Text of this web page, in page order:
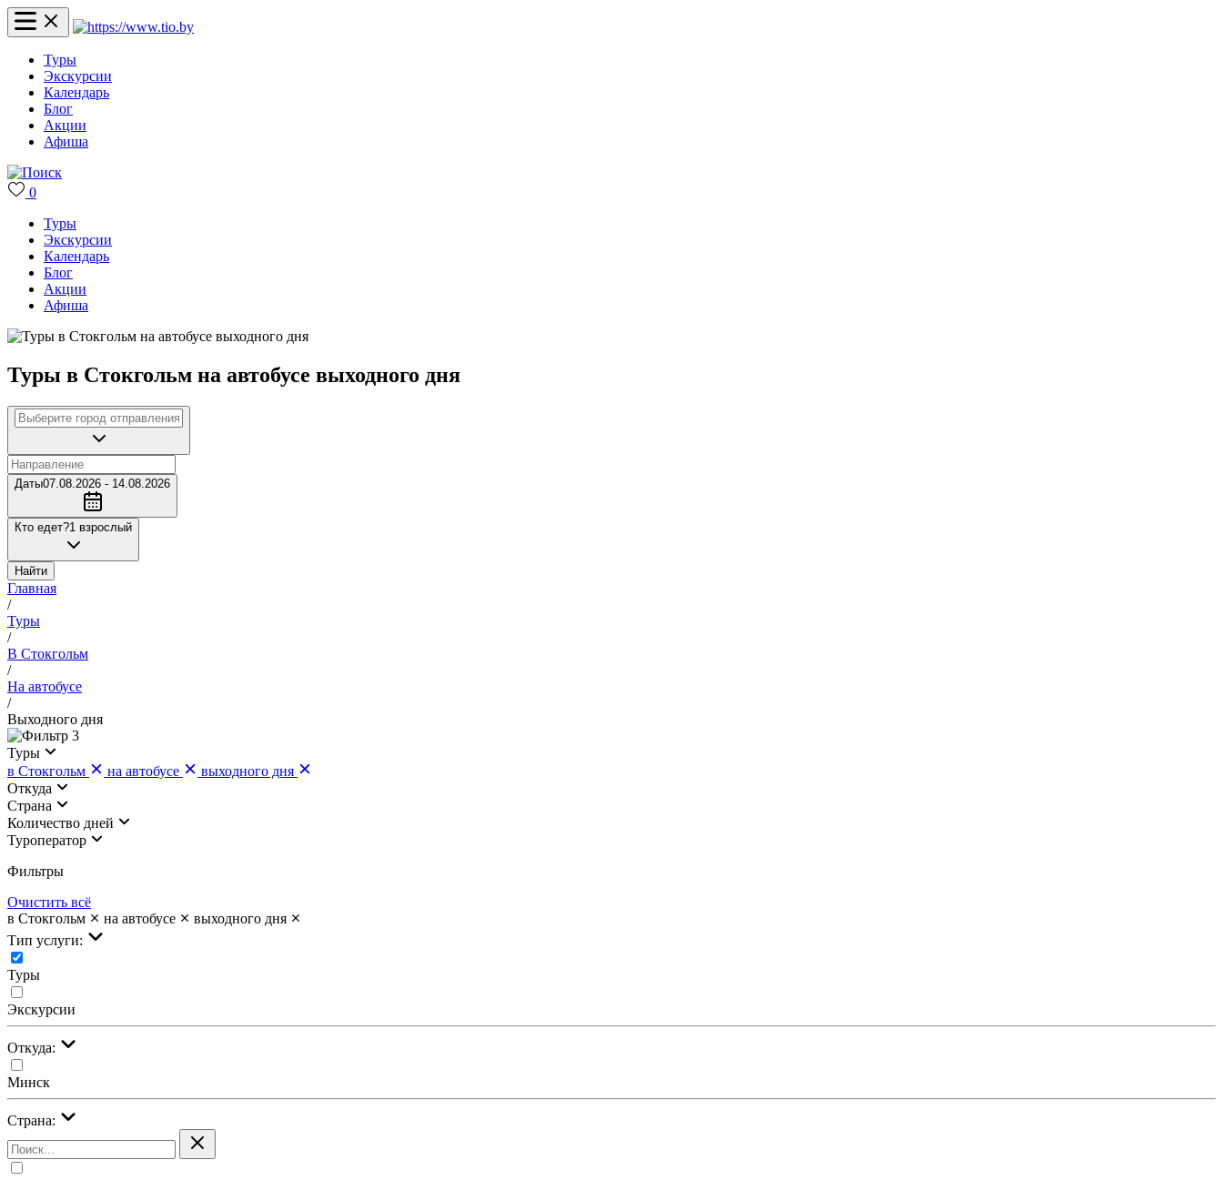
Туры
Экскурсии
Календарь
Блог
Акции
Афиша
0
Туры
Экскурсии
Календарь
Блог
Акции
Афиша
Туры в Стокгольм на автобусе выходного дня
Даты07.08.2026 - 14.08.2026
Кто едет?1 взрослый
Найти
Главная
/
Туры
/
В Стокгольм
/
На автобусе
/
Выходного дня
3
Туры
в Стокгольм
на автобусе
выходного дня
Откуда
Страна
Количество дней
Туроператор
Фильтры
Очистить всё
в Стокгольм
на автобусе
выходного дня
Тип услуги:
Туры
Экскурсии
Откуда:
Минск
Страна: